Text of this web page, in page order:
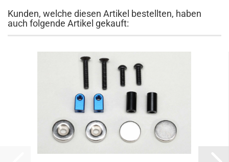
Kunden, welche diesen Artikel bestellten, haben
auch folgende Artikel gekauft: